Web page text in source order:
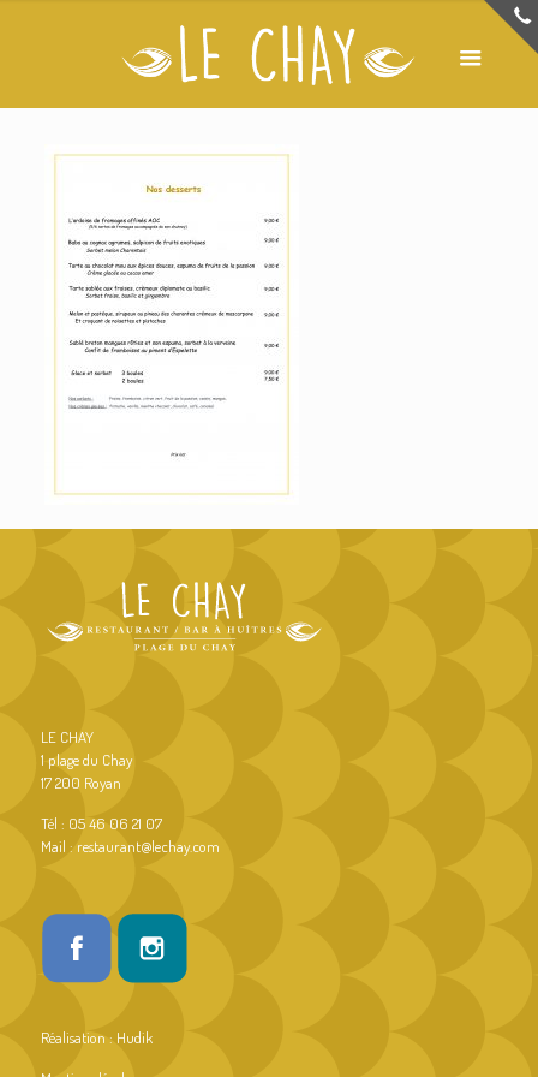
LE CHAY
1 plage du Chay
17 200 Royan
Tél : 05 46 06 21 07
Mail : restaurant@lechay.com
Réalisation : Hudik